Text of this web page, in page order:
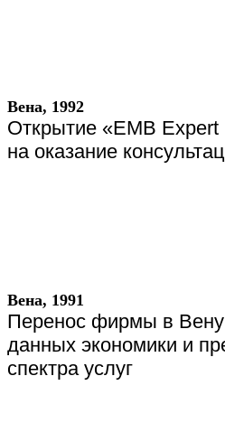
Вена, 1992
Открытие «EMB Expert
на оказание
Вена, 1991
Перенос фирмы в Вену
данных экономики и
спектра услуг